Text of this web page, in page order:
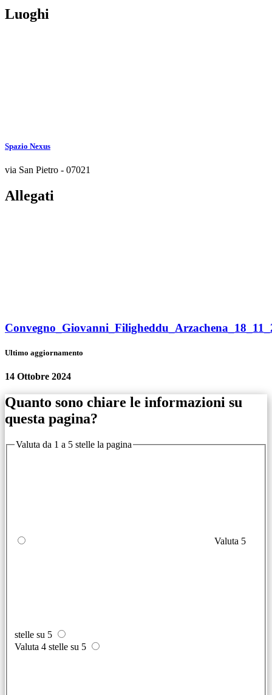
Luoghi
Spazio Nexus
via San Pietro - 07021
Allegati
Ultimo aggiornamento
14 Ottobre 2024
Quanto sono chiare le informazioni su
questa pagina?
Valuta da 1 a 5 stelle la pagina
Valuta 5
stelle su 5
Valuta 4 stelle su 5